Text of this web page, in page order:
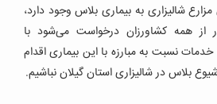
شالیزاری به بیماری بلاس وجود دارد،
از همه کشاورزان درخواست می‌شود با
نسبت به مبارزه با این بیماری اقدام
بلاس در شالیزاری استان گیلان نباشیم.